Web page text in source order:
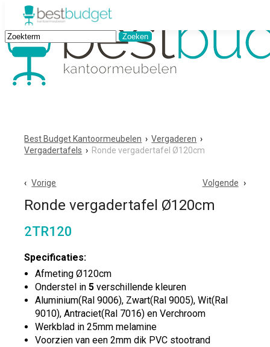
Best Budget Kantoormeubelen › Vergaderen ›
Vergadertafels › Ronde vergadertafel Ø120cm
Vorige Volgende
Ronde vergadertafel Ø120cm
2TR120
Specificaties:
Afmeting Ø120cm
Onderstel in5verschillende kleuren
Aluminium(Ral 9006), Zwart(Ral 9005), Wit(Ral
9010), Antraciet(Ral 7016) en Verchroom
Werkblad in 25mm melamine
Voorzien van een 2mm dik PVC stootrand